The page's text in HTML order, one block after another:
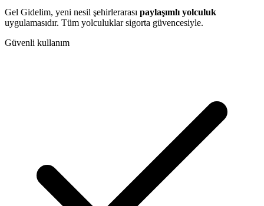
Gel Gidelim, yeni nesil şehirlerarası paylaşımlı yolculuk
uygulamasıdır. Tüm yolculuklar sigorta güvencesiyle.
Güvenli kullanım